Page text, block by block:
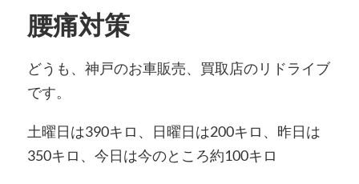
腰痛対策
どうも、神戸のお車販売、買取店のリドライブ
です。
土曜日は390キロ、日曜日は200キロ、昨日は
350キロ、今日は今のところ約100キロ